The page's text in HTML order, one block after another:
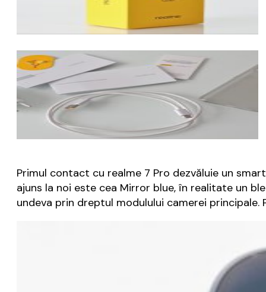
Primul contact cu realme 7 Pro dezvăluie un
ajuns la noi este cea Mirror blue, în realitate un
undeva prin dreptul modulului camerei